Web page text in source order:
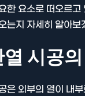
한 요소로 떠오르
는지 자세히 알아보
열 시공
은 외부의 열이 내